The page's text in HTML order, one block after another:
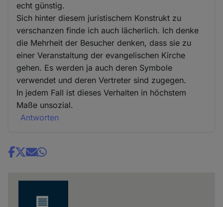
echt günstig.
Sich hinter diesem juristischem Konstrukt zu
verschanzen finde ich auch lächerlich. Ich denke
die Mehrheit der Besucher denken, dass sie zu
einer Veranstaltung der evangelischen Kirche
gehen. Es werden ja auch deren Symbole
verwendet und deren Vertreter sind zugegen.
In jedem Fall ist dieses Verhalten in höchstem
Maße unsozial.
Antworten
Share